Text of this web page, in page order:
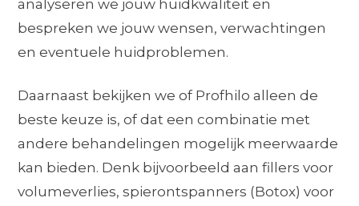
analyseren we jouw huidkwaliteit en
bespreken we jouw wensen, verwachtingen
en eventuele huidproblemen.
Daarnaast bekijken we of Profhilo alleen de
beste keuze is, of dat een combinatie met
andere behandelingen mogelijk meerwaarde
kan bieden. Denk bijvoorbeeld aan fillers voor
volumeverlies, spierontspanners (Botox) voor